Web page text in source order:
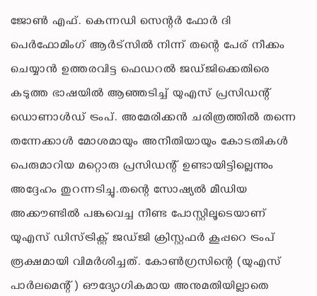
ജോൺ എഫ്. കെന്നഡി സെന്റർ ഫോർ ദി
പെർഫോമിംഗ് ആർട്സിൽ നിന്ന് തന്റെ പേര് നീക്കം
ചെയ്യാൻ ഉത്തരവിട്ട ഫെഡറൽ ജഡ്ജിക്കെതിരെ
കടുത്ത ഭാഷയിൽ ആഞ്ഞടിച്ച് യുഎസ് പ്രസിഡന്റ്
ഡൊണാൾഡ് ട്രംപ്. അമേരിക്കൻ ചരിത്രത്തിൽ തന്നെ
തന്നേക്കാൾ മോശമായും അനീതിയായും കോടതികൾ
പെരുമാറിയ മറ്റൊരു പ്രസിഡന്റ് ഉണ്ടായിട്ടില്ലെന്നും
അദ്ദേഹം തുറന്നടിച്ചു.തന്റെ സോഷ്യൽ മീഡിയ
അക്കൗണ്ടിൽ പങ്കുവെച്ച നീണ്ട പോസ്റ്റിലൂടെയാണ്
യുഎസ് ഡിസ്ട്രിക്റ്റ് ജഡ്ജി ക്രിസ്റ്റഫർ കൂപ്പറെ ട്രംപ്
രൂക്ഷമായി വിമർശിച്ചത്. കോൺഗ്രസിന്റെ (യുഎസ്
പാർലമെന്റ്) ഔദ്യോഗികമായ അനുമതിയില്ലാതെ